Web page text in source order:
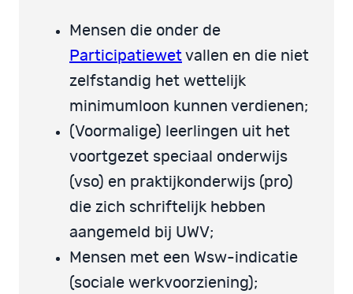
Mensen die onder de
Participatiewet vallen en die niet
zelfstandig het wettelijk
minimumloon kunnen verdienen;
(Voormalige) leerlingen uit het
voortgezet speciaal onderwijs
(vso) en praktijkonderwijs (pro)
die zich schriftelijk hebben
aangemeld bij UWV;
Mensen met een Wsw-indicatie
(sociale werkvoorziening);